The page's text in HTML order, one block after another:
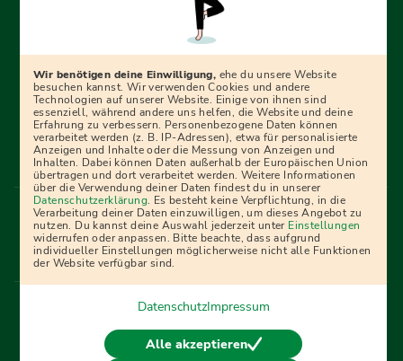
Erfolgreich bewerben mit Ausbildungspark: Wir
begleiten dich Schritt für Schritt bei deinem Start in den
Ratgebern und Prüfungspaketen, interaktiven
Videokursen und vielem mehr. Für alle, die was werden
wollen!
Menü Fußleiste
Impressum Bildquellen Presse
Mediadaten
Partner
AGB Datenschutz
Widerrufsbelehrung
Bestellung
Affiliate Partner Cookies
Vertrag widerrufen
Wir benötigen deine Einwilligung, ehe du unsere Website
besuchen kannst. Wir verwenden Cookies und andere
Technologien auf unserer Website. Einige von ihnen sind
essenziell, während andere uns helfen, die Website und deine
Erfahrung zu verbessern. Personenbezogene Daten können
verarbeitet werden (z. B. IP-Adressen), etwa für personalisierte
Anzeigen und Inhalte oder die Messung von Anzeigen und
Inhalten. Dabei können Daten außerhalb der Europäischen Union
übertragen und dort verarbeitet werden. Weitere Informationen
über die Verwendung deiner Daten findest du in unserer
Datenschutzerklärung. Es besteht keine Verpflichtung, in die
Verarbeitung deiner Daten einzuwilligen, um dieses Angebot zu
nutzen. Du kannst deine Auswahl jederzeit unter Einstellungen
widerrufen oder anpassen. Bitte beachte, dass aufgrund
individueller Einstellungen möglicherweise nicht alle Funktionen
der Website verfügbar sind.
DatenschutzImpressum
Alle akzeptieren